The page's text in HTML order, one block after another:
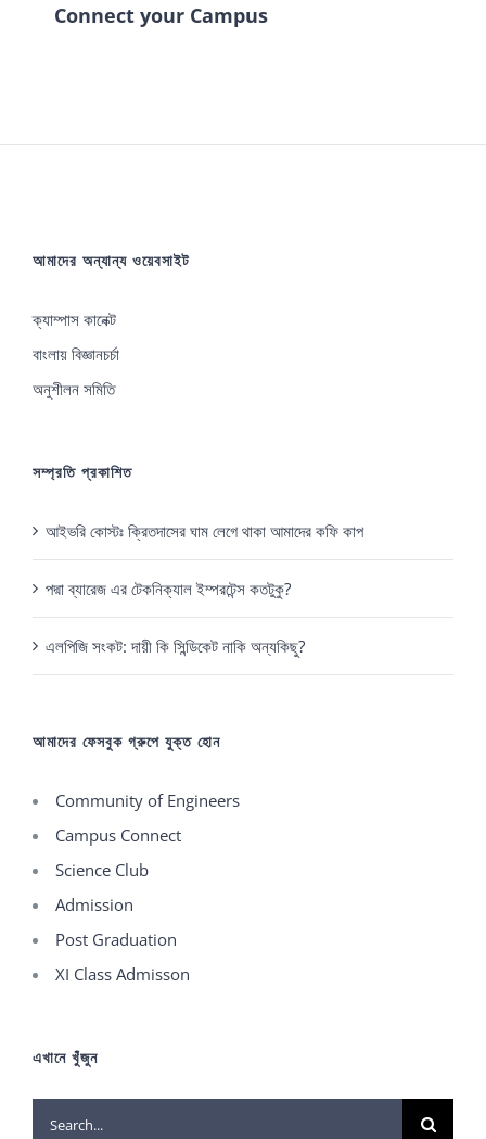
Connect your Campus
আমাদের অন্যান্য ওয়েবসাইট
ক্যাম্পাস কানেক্ট
বাংলায় বিজ্ঞানচর্চা
অনুশীলন সমিতি
সম্প্রতি প্রকাশিত
আইভরি কোস্টঃ ক্রিতদাসের ঘাম লেগে থাকা আমাদের কফি কাপ
পদ্মা ব্যারেজ এর টেকনিক্যাল ইম্পরটেন্স কতটুকু?
এলপিজি সংকট: দায়ী কি সিন্ডিকেট নাকি অন্যকিছু?
আমাদের ফেসবুক গ্রুপে যুক্ত হোন
Community of Engineers
Campus Connect
Science Club
Admission
Post Graduation
XI Class Admisson
এখানে খুঁজুন
Search